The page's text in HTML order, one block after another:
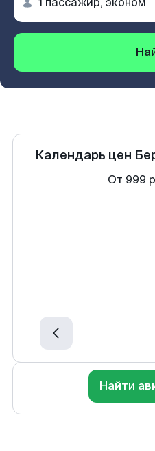
Календарь цен
От 999
Найти